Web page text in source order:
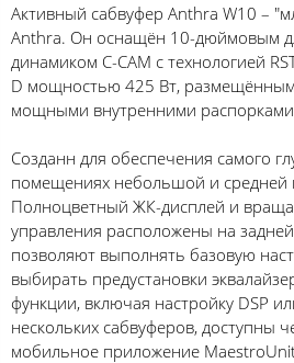
Активный сабвуфер Anthra W10 –
Anthra. Он оснащён 10-дюймовым
динамиком C-CAM с технологией
D мощностью 425 Вт, размещённым
мощными внутренними
Созданн для обеспечения самого
помещениях небольшой и средней
Полноцветный ЖК-дисплей и
управления расположены на
позволяют выполнять базовую
выбирать предустановки
функции, включая настройку DSP
нескольких сабвуферов, доступны
мобильное приложение